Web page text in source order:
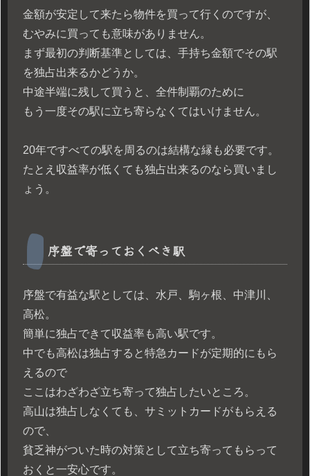
金額が安定して来たら物件を買って行くのですが、
むやみに買っても意味がありません。
まず最初の判断基準としては、手持ち金額でその駅
を独占出来るかどうか。
中途半端に残して買うと、全件制覇のために
もう一度その駅に立ち寄らなくてはいけません。
20年ですべての駅を周るのは結構な縁も必要です。
たとえ収益率が低くても独占出来るのなら買いまし
ょう。
序盤で寄っておくべき駅
序盤で有益な駅としては、水戸、駒ヶ根、中津川、
高松。
簡単に独占できて収益率も高い駅です。
中でも高松は独占すると特急カードが定期的にもら
えるので
ここはわざわざ立ち寄って独占したいところ。
高山は独占しなくても、サミットカードがもらえる
ので、
貧乏神がついた時の対策として立ち寄ってもらって
おくと一安心です。